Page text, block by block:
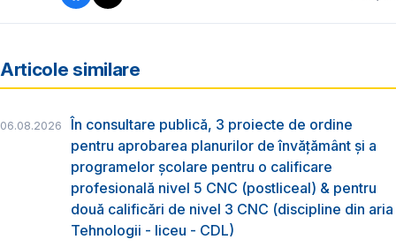
Articole similare
06.08.2026
În consultare publică, 3 proiecte de ordine
pentru aprobarea planurilor de învățământ și a
programelor școlare pentru o calificare
profesională nivel 5 CNC (postliceal) & pentru
două calificări de nivel 3 CNC (discipline din aria
Tehnologii - liceu - CDL)